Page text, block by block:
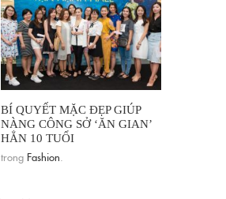
BÍ QUYẾT MẶC ĐẸP GIÚP
NÀNG CÔNG SỞ ‘ĂN GIAN’
HẲN 10 TUỔI
trong Fashion